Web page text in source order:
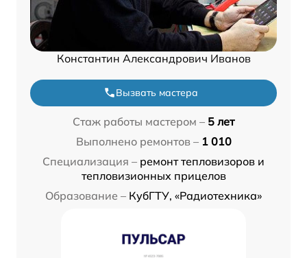
Константин Александрович Иванов
Вызвать мастера
Стаж работы мастером – 5 лет
Выполнено ремонтов – 1 010
Специализация – ремонт тепловизоров и
тепловизионных прицелов
Образование – КубГТУ, «Радиотехника»